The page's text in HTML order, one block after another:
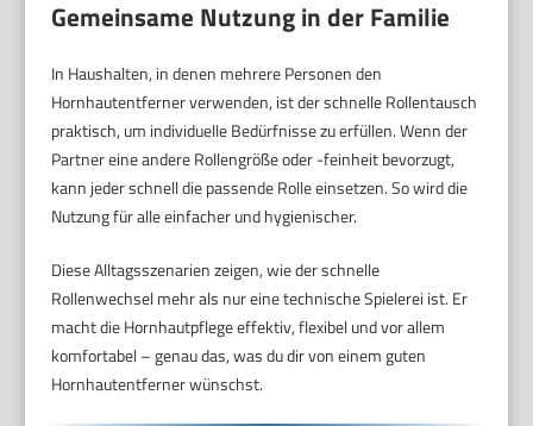
Gemeinsame Nutzung in der Familie
In Haushalten, in denen mehrere Personen den
Hornhautentferner verwenden, ist der schnelle Rollentausch
praktisch, um individuelle Bedürfnisse zu erfüllen. Wenn der
Partner eine andere Rollengröße oder -feinheit bevorzugt,
kann jeder schnell die passende Rolle einsetzen. So wird die
Nutzung für alle einfacher und hygienischer.
Diese Alltagsszenarien zeigen, wie der schnelle
Rollenwechsel mehr als nur eine technische Spielerei ist. Er
macht die Hornhautpflege effektiv, flexibel und vor allem
komfortabel – genau das, was du dir von einem guten
Hornhautentferner wünschst.